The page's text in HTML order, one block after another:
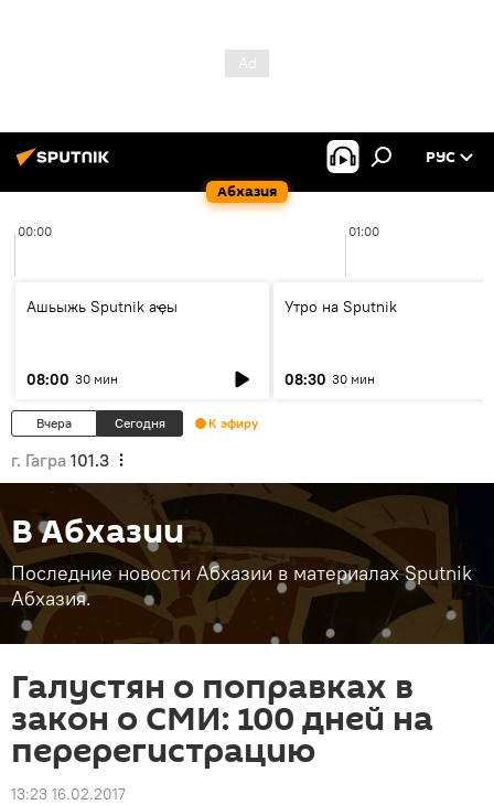
Абхазия
РУС
00:00 01:00
Ашьыжь Sputnik аҿы
08:00 30 мин
Утро на Sputnik
08:30 30 мин
Вчера Сегодня К эфиру
г. Гагра 101.3
В Абхазии
Последние новости Абхазии в материалах Sputnik
Абхазия.
Галустян о поправках в
закон о СМИ: 100 дней на
перерегистрацию
13:23 16.02.2017